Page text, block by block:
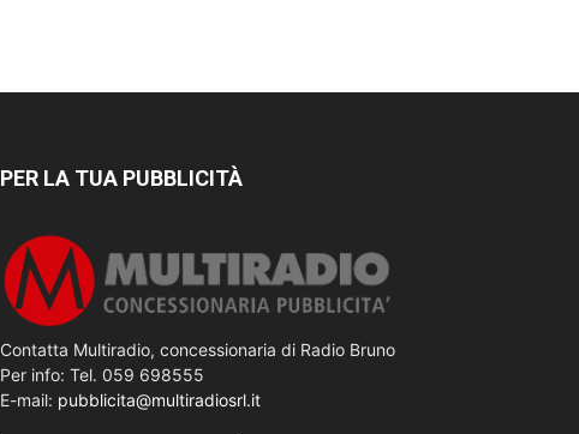
PER LA TUA PUBBLICITÀ
Contatta Multiradio, concessionaria di Radio Bruno
Per info: Tel. 059 698555
E-mail: pubblicita@multiradiosrl.it